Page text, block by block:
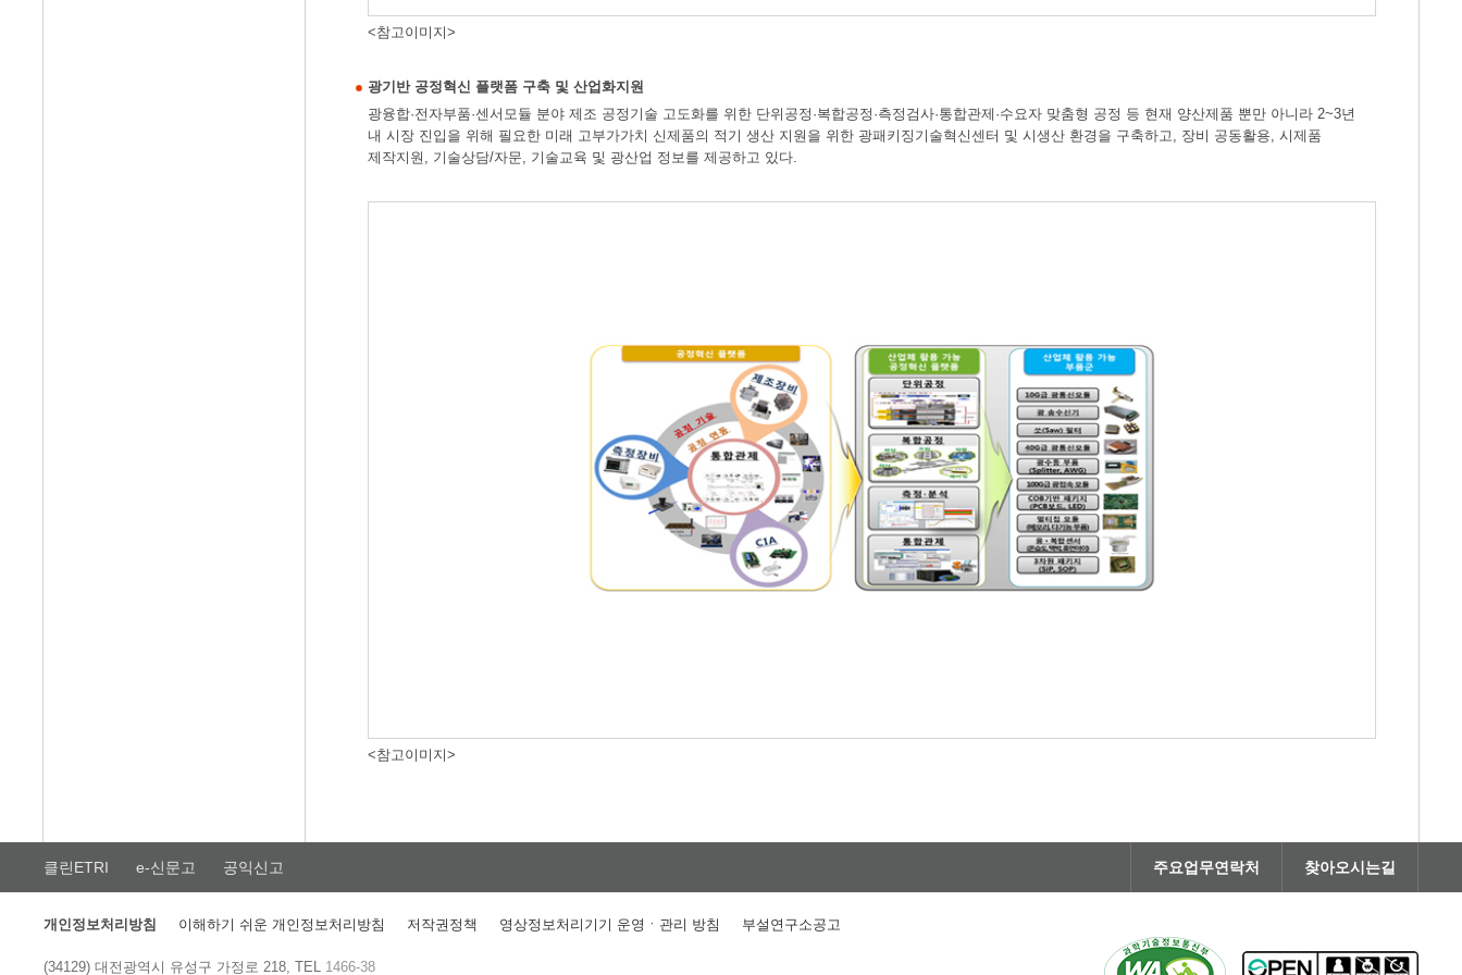
<참고이미지>
광기반 공정혁신 플랫폼 구축 및 산업화지원
광융합·전자부품·센서모듈 분야 제조 공정기술 고도화를 위한 단위공정·복합공정·측정검사·통합관제·수요자 맞춤형 공정 등 현재 양산제품 뿐만 아니라 2~3년
내 시장 진입을 위해 필요한 미래 고부가가치 신제품의 적기 생산 지원을 위한 광패키징기술혁신센터 및 시생산 환경을 구축하고, 장비 공동활용, 시제품
제작지원, 기술상담/자문, 기술교육 및 광산업 정보를 제공하고 있다.
<참고이미지>
클린ETRI e-신문고 공익신고 주요업무연락처 찾아오시는길
개인정보처리방침 이해하기 쉬운 개인정보처리방침 저작권정책 영상정보처리기기 운영ㆍ관리 방침 부설연구소공고
(34129) 대전광역시 유성구 가정로 218, TEL 1466-38